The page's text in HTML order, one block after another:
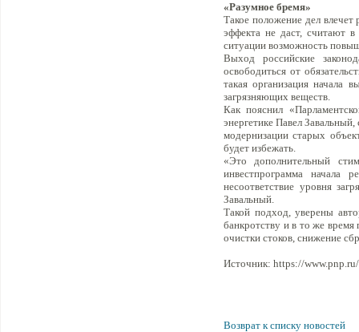
«Разумное бремя»
Такое положение дел
эффекта не даст, считают в
ситуации возможность
Выход российские
освободиться от
такая организация начала
загрязняющих веществ.
Как пояснил
энергетике Павел
модернизации старых
будет избежать.
«Это дополнительный
инвестпрограмма начала
несоответствие уровня
Завальный.
Такой подход, уверены
банкротству и в то же время
очистки стоков, снижение
Источник: https://www.pnp.ru/
Возврат к списку новостей